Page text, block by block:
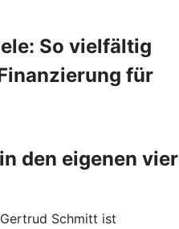
So vielfältig
für
den eigenen vier
Schmitt ist